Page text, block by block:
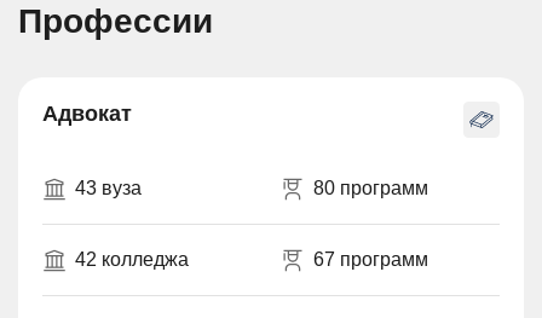
Профессии
Адвокат
43 вуза 80 программ
42 колледжа 67 программ